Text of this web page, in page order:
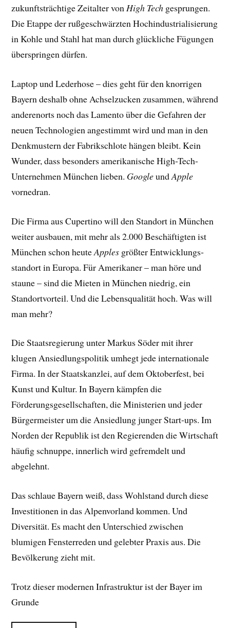
zukunftsträchtige Zeitalter vonHigh Tech ge­sprungen.
Die Etappe der rußgeschwärzten Hochindustrialisierung
in Kohle und Stahl hat man durch glückliche Fügungen
überspringen dürfen.
Laptop und Lederhose – dies geht für den knorrigen
Bayern deshalb ohne Achselzucken zusammen, während
anderenorts noch das Lamento über die Gefahren der
neuen Technologien angestimmt wird und man in den
Denk­mustern der Fabrikschlote hängen bleibt. Kein
Wunder, dass besonders amerikanische High-Tech-
Unternehmen München lieben. GoogleundApple
vornedran.
Die Firma aus Cupertino will den Standort in München
weiter ausbauen, mit mehr als 2.000 Beschäftigten ist
München schon heuteApples größter Entwicklungs­
standort in Europa. Für Amerikaner – man höre und
staune – sind die Mieten in München niedrig, ein
Standortvorteil. Und die Lebensqualität hoch. Was will
man mehr?
Die Staatsregierung unter Markus Söder mit ihrer
klugen Ansiedlungspolitik umhegt jede internationale
Firma. In der Staatskanzlei, auf dem Oktoberfest, bei
Kunst und Kultur. In Bayern kämpfen die
Förderungsgesellschaften, die Ministerien und jeder
Bürgermeister um die Ansiedlung junger Start-ups. Im
Norden der Republik ist den Regierenden die Wirtschaft
häufig schnuppe, innerlich wird gefremdelt und
abgelehnt.
Das schlaue Bayern weiß, dass Wohlstand durch diese
Investitionen in das Alpenvorland kommen. Und
Diversität. Es macht den Unterschied zwischen
blumigen Fensterreden und gelebter Praxis aus. Die
Bevölkerung zieht mit.
Trotz dieser modernen Infrastruktur ist der Bayer im
Grunde